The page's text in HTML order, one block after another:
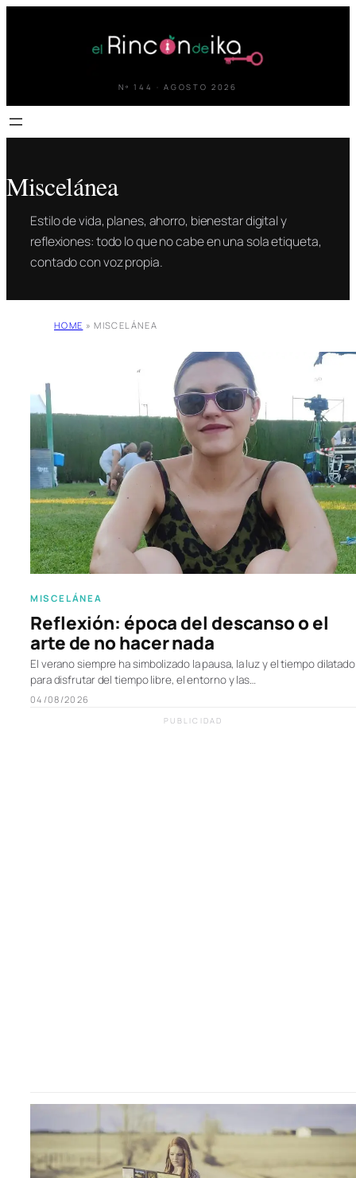
Nº 144 · AGOSTO 2026
Miscelánea
Estilo de vida, planes, ahorro, bienestar digital y
reflexiones: todo lo que no cabe en una sola etiqueta,
contado con voz propia.
HOME » MISCELÁNEA
MISCELÁNEA
Reflexión: época del descanso o el
arte de no hacer nada
El verano siempre ha simbolizado la pausa, la luz y el tiempo dilatado
para disfrutar del tiempo libre, el entorno y las…
04/08/2026
PUBLICIDAD